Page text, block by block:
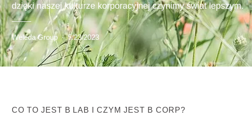
dzięki naszej kulturze korporacyjnej czynimy świat lepszym.
Weleda Group · 5/23/2023
CO TO JEST B LAB I CZYM JEST B CORP?